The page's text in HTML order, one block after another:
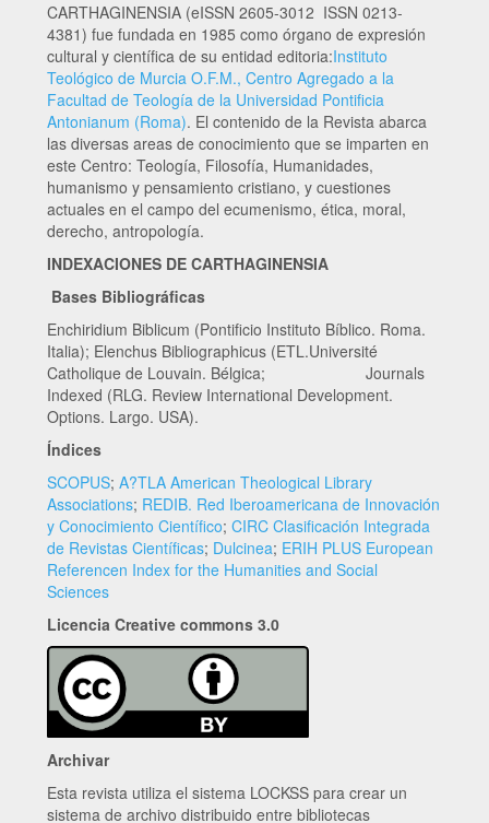
CARTHAGINENSIA (eISSN 2605-3012 ISSN 0213-
4381) fue fundada en 1985 como órgano de expresión
cultural y científica de su entidad editoria:Instituto
Teológico de Murcia O.F.M., Centro Agregado a la
Facultad de Teología de la Universidad Pontificia
Antonianum (Roma). El contenido de la Revista abarca
las diversas areas de conocimiento que se imparten en
este Centro: Teología, Filosofía, Humanidades,
humanismo y pensamiento cristiano, y cuestiones
actuales en el campo del ecumenismo, ética, moral,
derecho, antropología.
INDEXACIONES DE CARTHAGINENSIA
Bases Bibliográficas
Enchiridium Biblicum (Pontificio Instituto Bíblico. Roma.
Italia); Elenchus Bibliographicus (ETL.Université
Catholique de Louvain. Bélgica; Journals
Indexed (RLG. Review International Development.
Options. Largo. USA).
Índices
SCOPUS; A?TLA American Theological Library
Associations; REDIB. Red Iberoamericana de Innovación
y Conocimiento Científico; CIRC Clasificación Integrada
de Revistas Científicas; Dulcinea; ERIH PLUS European
Referencen Index for the Humanities and Social
Sciences
Licencia Creative commons 3.0
Archivar
Esta revista utiliza el sistema LOCKSS para crear un
sistema de archivo distribuido entre bibliotecas